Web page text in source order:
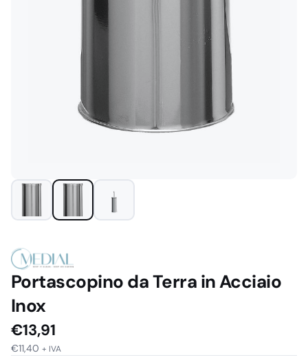
Portascopino da Terra in Acciaio
Inox
€13,91
€11,40 + IVA